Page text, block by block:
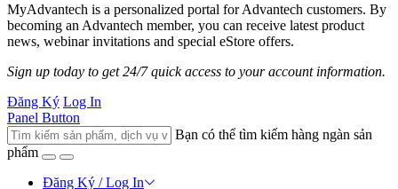
MyAdvantech is a personalized portal for Advantech customers. By
becoming an Advantech member, you can receive latest product
news, webinar invitations and special eStore offers.
Sign up today to get 24/7 quick access to your account information.
Đăng Ký Log In
Panel Button
Bạn có thể tìm kiếm hàng ngàn sản
phẩm
Đăng Ký / Log In